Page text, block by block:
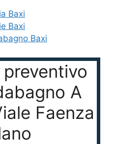
Baxi
Baxi
Baxi
A
Faenza